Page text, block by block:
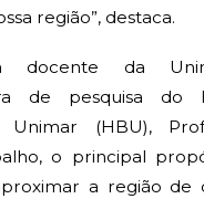
região”, destaca.
docente da
de pesquisa do
Unimar (HBU),
o principal
a região de